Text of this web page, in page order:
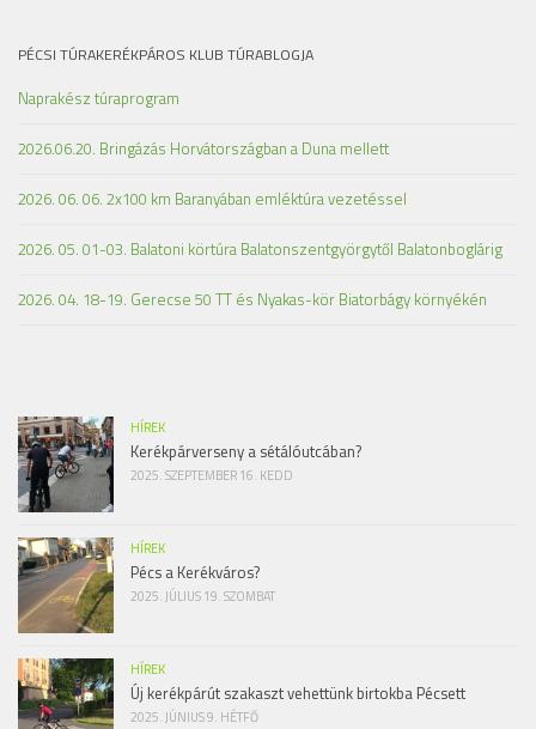
PÉCSI TÚRAKERÉKPÁROS KLUB TÚRABLOGJA
Naprakész túraprogram
2026.06.20. Bringázás Horvátországban a Duna mellett
2026. 06. 06. 2x100 km Baranyában emléktúra vezetéssel
2026. 05. 01-03. Balatoni körtúra Balatonszentgyörgytől Balatonboglárig
2026. 04. 18-19. Gerecse 50 TT és Nyakas-kör Biatorbágy környékén
HÍREK
Kerékpárverseny a sétálóutcában?
2025. SZEPTEMBER 16. KEDD
HÍREK
Pécs a Kerékváros?
2025. JÚLIUS 19. SZOMBAT
HÍREK
Új kerékpárút szakaszt vehettünk birtokba Pécsett
2025. JÚNIUS 9. HÉTFŐ